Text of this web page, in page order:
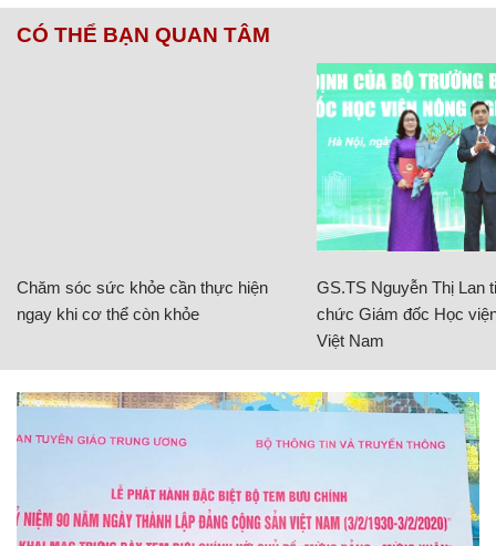
CÓ THỂ BẠN QUAN TÂM
Chăm sóc sức khỏe cần thực hiện
ngay khi cơ thể còn khỏe
GS.TS Nguyễn Thị Lan
chức Giám đốc Học
Việt Nam